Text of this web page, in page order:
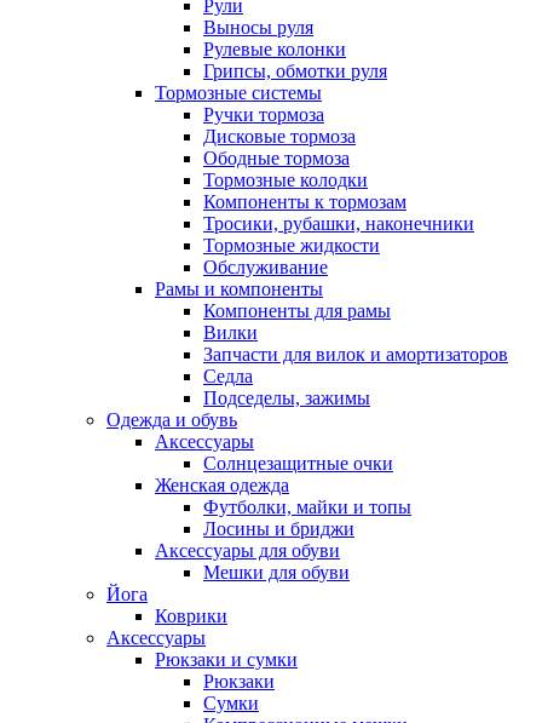
Рули
Выносы руля
Рулевые колонки
Грипсы, обмотки руля
Тормозные системы
Ручки тормоза
Дисковые тормоза
Ободные тормоза
Тормозные колодки
Компоненты к тормозам
Тросики, рубашки, наконечники
Тормозные жидкости
Обслуживание
Рамы и компоненты
Компоненты для рамы
Вилки
Запчасти для вилок и амортизаторов
Седла
Подседелы, зажимы
Одежда и обувь
Аксессуары
Солнцезащитные очки
Женская одежда
Футболки, майки и топы
Лосины и бриджи
Аксессуары для обуви
Мешки для обуви
Йога
Коврики
Аксессуары
Рюкзаки и сумки
Рюкзаки
Сумки